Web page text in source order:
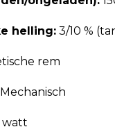
helling: 3/10 %
rem
Mechanisch
watt